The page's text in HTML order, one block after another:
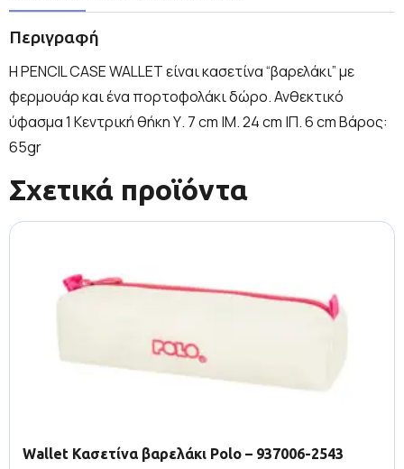
Περιγραφή
Η PENCIL CASE WALLET είναι κασετίνα “βαρελάκι” με
φερμουάρ και ένα πορτοφολάκι δώρο. Ανθεκτικό
ύφασμα 1 Κεντρική θήκη Υ. 7 cm |Μ. 24 cm |Π. 6 cm Βάρος:
65gr
Σχετικά προϊόντα
Wallet Κασετίνα βαρελάκι Polo – 937006-2543